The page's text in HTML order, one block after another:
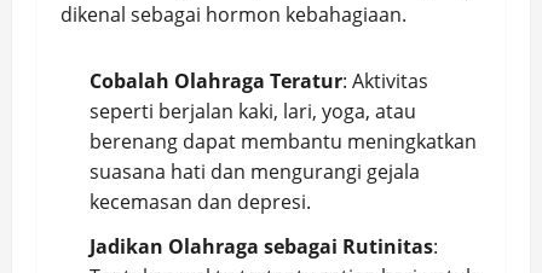
dikenal sebagai hormon kebahagiaan.
Cobalah Olahraga Teratur: Aktivitas
seperti berjalan kaki, lari, yoga, atau
berenang dapat membantu meningkatkan
suasana hati dan mengurangi gejala
kecemasan dan depresi.
Jadikan Olahraga sebagai Rutinitas: